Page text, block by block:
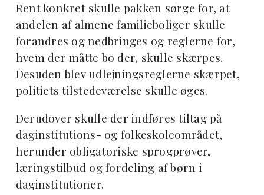
Rent konkret skulle pakken sørge for, at
andelen af almene familieboliger skulle
forandres og nedbringes og reglerne for,
hvem der måtte bo der, skulle skærpes.
Desuden blev udlejningsreglerne skærpet,
politiets tilstedeværelse skulle øges.
Derudover skulle der indføres tiltag på
daginstitutions- og folkeskoleområdet,
herunder obligatoriske sprogprøver,
læringstilbud og fordeling af børn i
daginstitutioner.